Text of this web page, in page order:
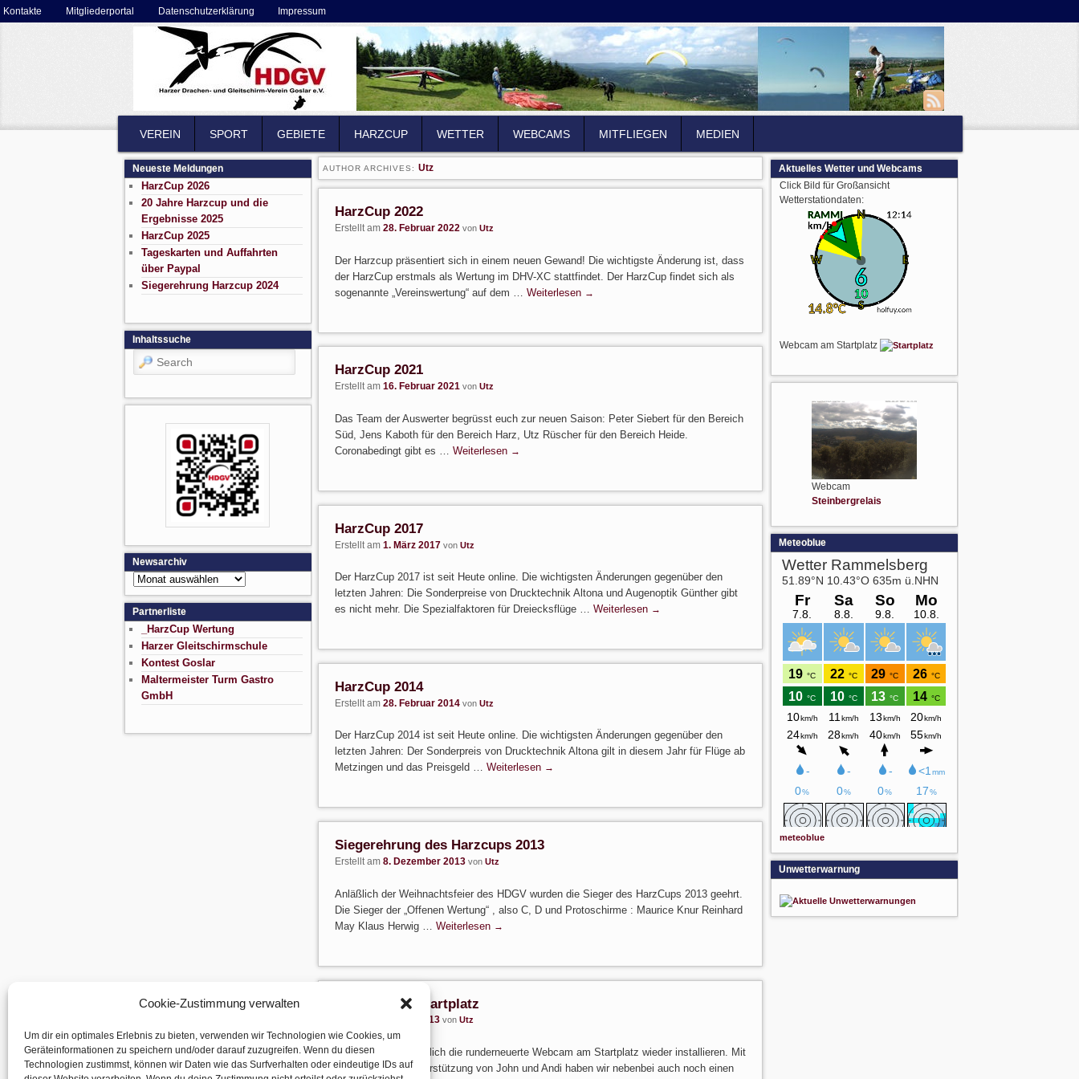
Cookie-Zustimmung verwalten
Um dir ein optimales Erlebnis zu bieten, verwenden wir Technologien wie Cookies, um
Geräteinformationen zu speichern und/oder darauf zuzugreifen. Wenn du diesen
Technologien zustimmst, können wir Daten wie das Surfverhalten oder eindeutige IDs auf
Secondary menu
Skip to primary content
Skip to secondary content
Kontakte Mitgliederportal Datenschutzerklärung Impressum
SKIP TO PRIMARY CONTENT
SKIP TO SECONDARY CONTENT
VEREIN SPORT GEBIETE HARZCUP WETTER WEBCAMS MITFLIEGEN MEDIEN
AUTHOR ARCHIVES: Utz
HarzCup 2022
Erstellt am 28. Februar 2022 von Utz
Der Harzcup präsentiert sich in einem neuen Gewand! Die wichtigste Änderung ist, dass
der HarzCup erstmals als Wertung im DHV-XC stattfindet. Der HarzCup findet sich als
sogenannte „Vereinswertung“ auf dem … Weiterlesen →
HarzCup 2021
Erstellt am 16. Februar 2021 von Utz
Das Team der Auswerter begrüsst euch zur neuen Saison: Peter Siebert für den Bereich
Süd, Jens Kaboth für den Bereich Harz, Utz Rüscher für den Bereich Heide.
Coronabedingt gibt es … Weiterlesen →
HarzCup 2017
Erstellt am 1. März 2017 von Utz
Der HarzCup 2017 ist seit Heute online. Die wichtigsten Änderungen gegenüber den
letzten Jahren: Die Sonderpreise von Drucktechnik Altona und Augenoptik Günther gibt
es nicht mehr. Die Spezialfaktoren für Dreiecksflüge … Weiterlesen →
HarzCup 2014
Erstellt am 28. Februar 2014 von Utz
Der HarzCup 2014 ist seit Heute online. Die wichtigsten Änderungen gegenüber den
letzten Jahren: Der Sonderpreis von Drucktechnik Altona gilt in diesem Jahr für Flüge ab
Metzingen und das Preisgeld … Weiterlesen →
Siegerehrung des Harzcups 2013
Erstellt am 8. Dezember 2013 von Utz
Anläßlich der Weihnachtsfeier des HDGV wurden die Sieger des HarzCups 2013 geehrt.
Die Sieger der „Offenen Wertung“ , also C, D und Protoschirme : Maurice Knur Reinhard
May Klaus Herwig … Weiterlesen →
Webcam am Startplatz
30. Juli 2013 von Utz
Nun konnten wir endlich die runderneuerte Webcam am Startplatz wieder installieren. Mit
der tatkräftigen Unterstützung von John und Andi haben wir nebenbei auch noch einen
Neueste Meldungen
HarzCup 2026
20 Jahre Harzcup und die
Ergebnisse 2025
HarzCup 2025
Tageskarten und Auffahrten
über Paypal
Siegerehrung Harzcup 2024
Inhaltssuche
Search
Newsarchiv
Newsarchiv
Partnerliste
_HarzCup Wertung
Harzer Gleitschirmschule
Kontest Goslar
Maltermeister Turm Gastro
GmbH
Aktuelles Wetter und Webcams
Click Bild für Großansicht
Wetterstationdaten:
Webcam am Startplatz
Webcam
Steinbergrelais
Meteoblue
meteoblue
Unwetterwarnung